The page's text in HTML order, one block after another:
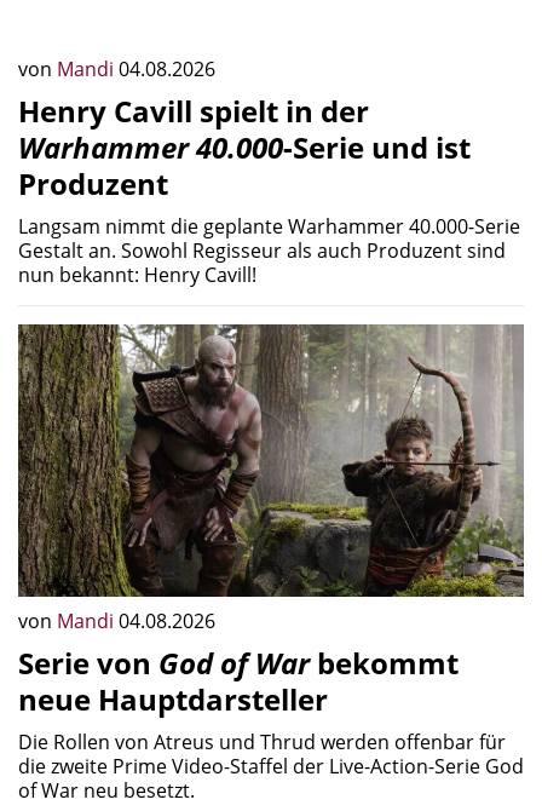
von Mandi 04.08.2026
Henry Cavill spielt in der
Warhammer 40.000-Serie und ist
Produzent
Langsam nimmt die geplante Warhammer 40.000-Serie
Gestalt an. Sowohl Regisseur als auch Produzent sind
nun bekannt: Henry Cavill!
von Mandi 04.08.2026
Serie von God of Warbekommt
neue Hauptdarsteller
Die Rollen von Atreus und Thrud werden offenbar für
die zweite Prime Video-Staffel der Live-Action-Serie God
of War neu besetzt.